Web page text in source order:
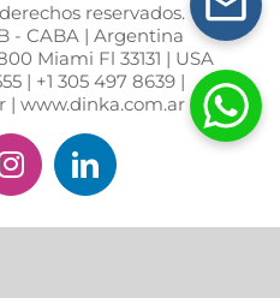
reservados.
- CABA | Argentina
Miami Fl 33131 | USA
| +1 305 497 8639 |
| www.dinka.com.ar
InstagramLinkedIn